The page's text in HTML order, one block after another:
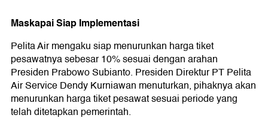
Maskapai Siap Implementasi
Pelita Air mengaku siap menurunkan harga tiket
pesawatnya sebesar 10% sesuai dengan arahan
Presiden Prabowo Subianto. Presiden Direktur PT Pelita
Air Service Dendy Kurniawan menuturkan, pihaknya akan
menurunkan harga tiket pesawat sesuai periode yang
telah ditetapkan pemerintah.